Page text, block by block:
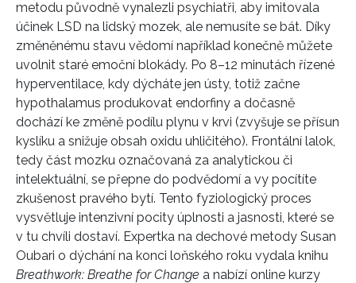
metodu původně vynalezli psychiatři, aby imitovala
účinek LSD na lidský mozek, ale nemusíte se bát. Díky
změněnému stavu vědomí například konečně můžete
uvolnit staré emoční blokády. Po 8–12 minutách řízené
hyperventilace, kdy dýcháte jen ústy, totiž začne
hypothalamus produkovat endorfiny a dočasně
dochází ke změně podílu plynu v krvi (zvyšuje se přísun
kyslíku a snižuje obsah oxidu uhličitého). Frontální lalok,
tedy část mozku označovaná za analytickou či
intelektuální, se přepne do podvědomí a vy pocítíte
zkušenost pravého bytí. Tento fyziologický proces
vysvětluje intenzivní pocity úplnosti a jasnosti, které se
v tu chvíli dostaví. Expertka na dechové metody Susan
Oubari o dýchání na konci loňského roku vydala knihu
Breathwork: Breathe for Change a nabízí online kurzy